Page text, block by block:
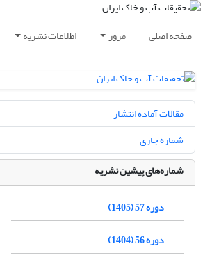
صفحه اصلی مرور اطلاعات نشریه
مقالات آماده انتشار
شماره جاری
شماره‌های پیشین نشریه
دوره 57 (1405)
دوره 56 (1404)